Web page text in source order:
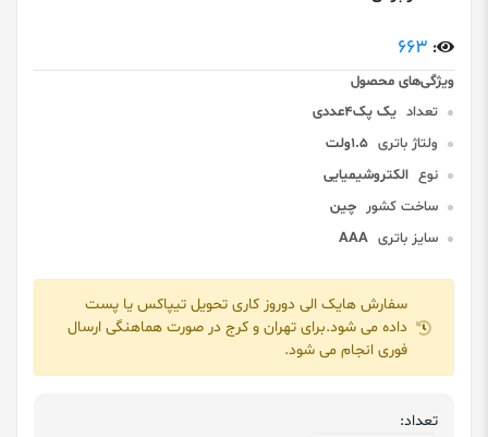
:
663
تعداد یک پک4عددی
ولتاژ باتری 1.5ولت
نوع الکتروشیمیایی
ساخت کشور چین
سایز باتری AAA
سفارش هایک الی دوروز کاری تحویل تیپاکس یا پست
داده می شود.برای تهران و کرج در صورت هماهنگی ارسال
فوری انجام می شود.
تعداد: